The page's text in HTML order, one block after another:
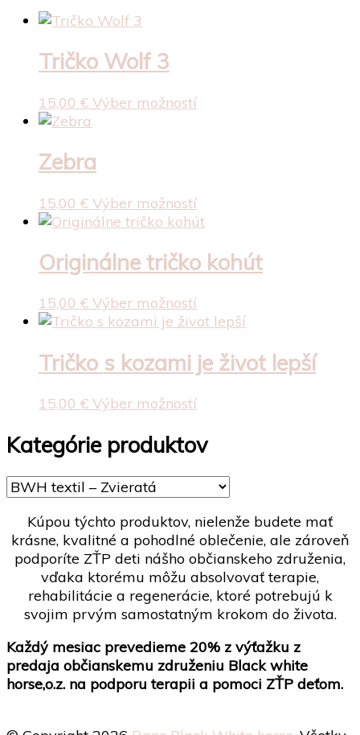
Tričko Wolf 3
15,00 € Výber možnostíTento
Možnosti
si
môžete
vybrať
na
produktu.
Zebra
15,00 € Výber možnostíTento
produkt
viacero
variantov.
Možnosti
si
môžete
vybrať
na
produktu.
Originálne tričko kohút
15,00 € Výber možnostíTento
produkt
viacero
variantov.
Možnosti
si
vybrať
stránke
Tričko s kozami je život lepší
15,00 € Výber možnostíTento
má
viacero
variantov.
Možnosti
si
môžete
vybrať
na
stránke
produktu.
Kategórie produktov
Kúpou týchto produktov, nielenže budete mať
krásne, kvalitné a pohodlné oblečenie, ale zároveň
podporíte ZŤP deti nášho občianskeho združenia,
vďaka ktorému môžu absolvovať terapie,
rehabilitácie a regenerácie, ktoré potrebujú k
svojim prvým samostatným krokom do života.
Každý mesiac prevedieme 20% z výťažku z
predaja občianskemu združeniu Black white
horse,o.z. na podporu terapii a pomoci ZŤP deťom.